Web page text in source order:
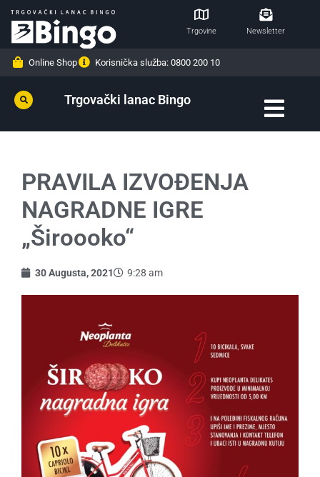
Trgovine Newsletter
Online Shop Korisnička služba: 0800 200 10
Trgovački lanac Bingo
PRAVILA IZVOĐENJA
NAGRADNE IGRE
„Široooko“
30 Augusta, 2021 9:28 am